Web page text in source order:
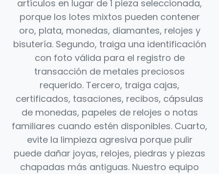
artículos en lugar de 1 pieza seleccionada,
porque los lotes mixtos pueden contener
oro, plata, monedas, diamantes, relojes y
bisutería. Segundo, traiga una identificación
con foto válida para el registro de
transacción de metales preciosos
requerido. Tercero, traiga cajas,
certificados, tasaciones, recibos, cápsulas
de monedas, papeles de relojes o notas
familiares cuando estén disponibles. Cuarto,
evite la limpieza agresiva porque pulir
puede dañar joyas, relojes, piedras y piezas
chapadas más antiguas. Nuestro equipo